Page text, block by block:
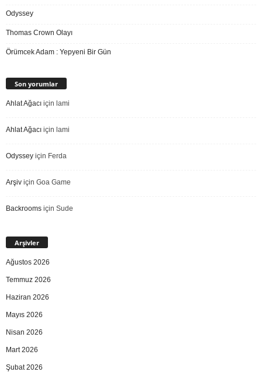
Odyssey
Thomas Crown Olayı
Örümcek Adam : Yepyeni Bir Gün
Son yorumlar
Ahlat Ağacı için lami
Ahlat Ağacı için lami
Odyssey için Ferda
Arşiv için Goa Game
Backrooms için Sude
Arşivler
Ağustos 2026
Temmuz 2026
Haziran 2026
Mayıs 2026
Nisan 2026
Mart 2026
Şubat 2026